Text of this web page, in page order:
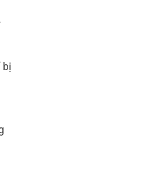
bị